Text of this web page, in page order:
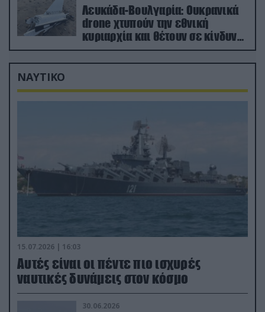
Λευκάδα-Βουλγαρία: Ουκρανικά
drone χτυπούν την εθνική
κυριαρχία και θέτουν σε κίνδυνο
οικονομίες χωρών του ΝΑΤΟ
ΝΑΥΤΙΚΟ
15.07.2026 | 16:03
Aυτές είναι οι πέντε πιο ισχυρές
ναυτικές δυνάμεις στον κόσμο
30.06.2026